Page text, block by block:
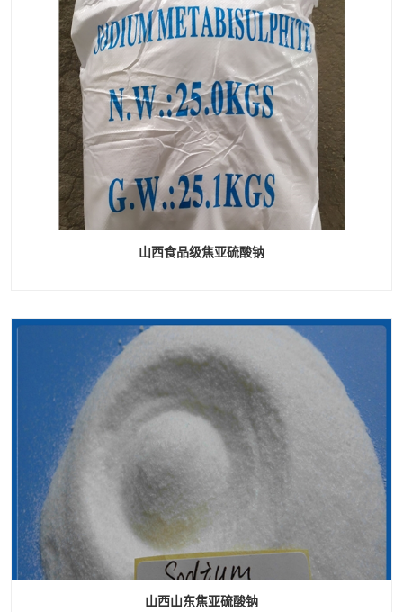
山西食品级焦亚硫酸钠
山西山东焦亚硫酸钠